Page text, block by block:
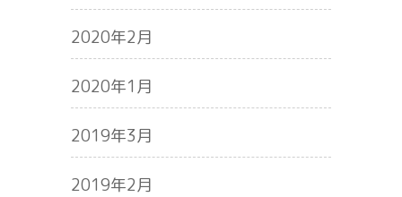
2020年2月
2020年1月
2019年3月
2019年2月